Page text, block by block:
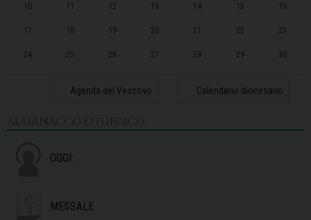
10 11 12 13 14 15 16
17 18 19 20 21 22 23
24 25 26 27 28 29 30
Agenda del Vescovo Calendario diocesano
ALMANACCO LITURGICO
OGGI:
MESSALE